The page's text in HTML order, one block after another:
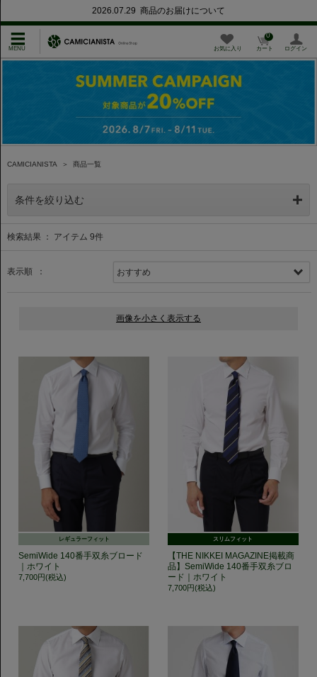
2026.07.29 商品のお届けについて
お気に入り カート
0
ログイン
CAMICIANISTA ＞ 商品一覧
条件を絞り込む
検索結果 ： アイテム 9件
表示順 ：
レギュラーフィット
SemiWide 140番手双糸ブロード
｜ホワイト
7,700円(税込)
スリムフィット
【THE NIKKEI MAGAZINE掲載商
品】SemiWide 140番手双糸ブロ
ード｜ホワイト
7,700円(税込)